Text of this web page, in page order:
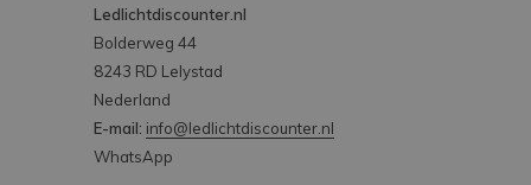
Ledlichtdiscounter.nl
Bolderweg 44
8243 RD Lelystad
Nederland
E-mail: info@ledlichtdiscounter.nl
WhatsApp